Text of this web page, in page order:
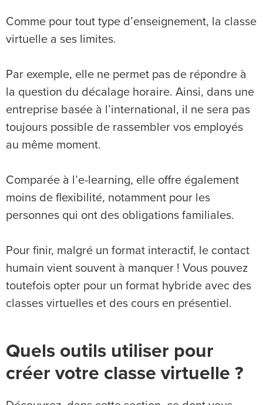
Comme pour tout type d’enseignement, la classe
virtuelle a ses limites.
Par exemple, elle ne permet pas de répondre à
la question du décalage horaire. Ainsi, dans une
entreprise basée à l’international, il ne sera pas
toujours possible de rassembler vos employés
au même moment.
Comparée à l’e-learning, elle offre également
moins de flexibilité, notamment pour les
personnes qui ont des obligations familiales.
Pour finir, malgré un format interactif, le contact
humain vient souvent à manquer ! Vous pouvez
toutefois opter pour un format hybride avec des
classes virtuelles et des cours en présentiel.
Quels outils utiliser pour
créer votre classe virtuelle ?